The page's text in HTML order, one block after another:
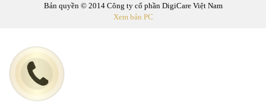
Bản quyền © 2014 Công ty cổ phần DigiCare Việt Nam
Xem bản PC